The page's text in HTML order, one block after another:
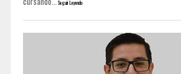
Seguir Leyendo